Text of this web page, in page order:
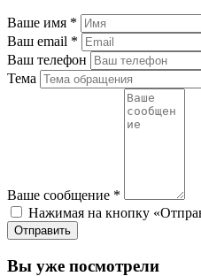
Ваше имя *
Ваш email *
Ваш телефон
Тема
Ваше сообщение *
Нажимая на кнопку
Отправить
Вы уже посмотрели